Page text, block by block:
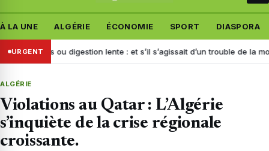
À LA UNE ALGÉRIE ÉCONOMIE SPORT DIASPORA
URGENT
ou digestion lente : et s’il s’agissait d’un trouble de la motilité ?
ALGÉRIE
Violations au Qatar : L’Algérie
s’inquiète de la crise régionale
croissante.